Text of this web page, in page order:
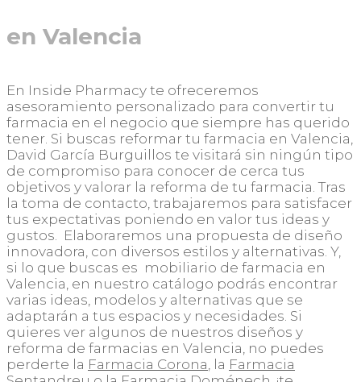
en Valencia
En Inside Pharmacy te ofreceremos
asesoramiento personalizado para convertir tu
farmacia en el negocio que siempre has querido
tener. Si buscas reformar tu farmacia en Valencia,
David García Burguillos te visitará sin ningún tipo
de compromiso para conocer de cerca tus
objetivos y valorar la reforma de tu farmacia. Tras
la toma de contacto, trabajaremos para satisfacer
tus expectativas poniendo en valor tus ideas y
gustos. Elaboraremos una propuesta de diseño
innovadora, con diversos estilos y alternativas. Y,
si lo que buscas es mobiliario de farmacia en
Valencia, en nuestro catálogo podrás encontrar
varias ideas, modelos y alternativas que se
adaptarán a tus espacios y necesidades. Si
quieres ver algunos de nuestros diseños y
reforma de farmacias en Valencia, no puedes
perderte la Farmacia Corona , la Farmacia